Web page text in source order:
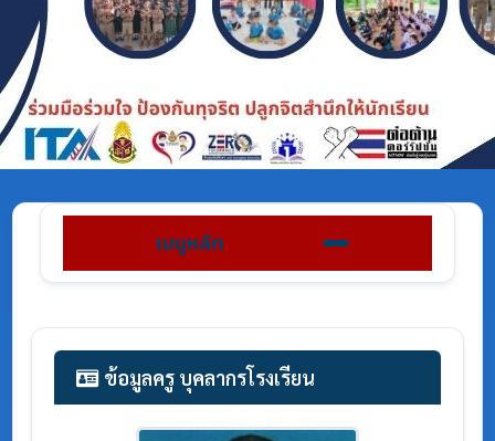
เมนูหลัก
ข้อมูลครู บุคลากรโรงเรียน